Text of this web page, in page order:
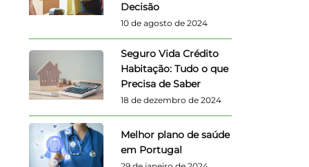
Decisão
10 de agosto de 2024
Seguro Vida Crédito
Habitação: Tudo o que
Precisa de Saber
18 de dezembro de 2024
Melhor plano de saúde
em Portugal